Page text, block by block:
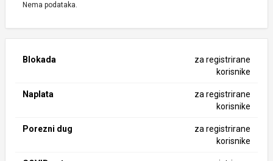
Nema podataka.
Blokada
za registrirane
korisnike
Naplata
za registrirane
korisnike
Porezni dug
za registrirane
korisnike